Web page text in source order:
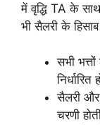
में वृद्धि TA के
भी सैलरी के
सभी
निर्धारित
सैलरी और
चरणी